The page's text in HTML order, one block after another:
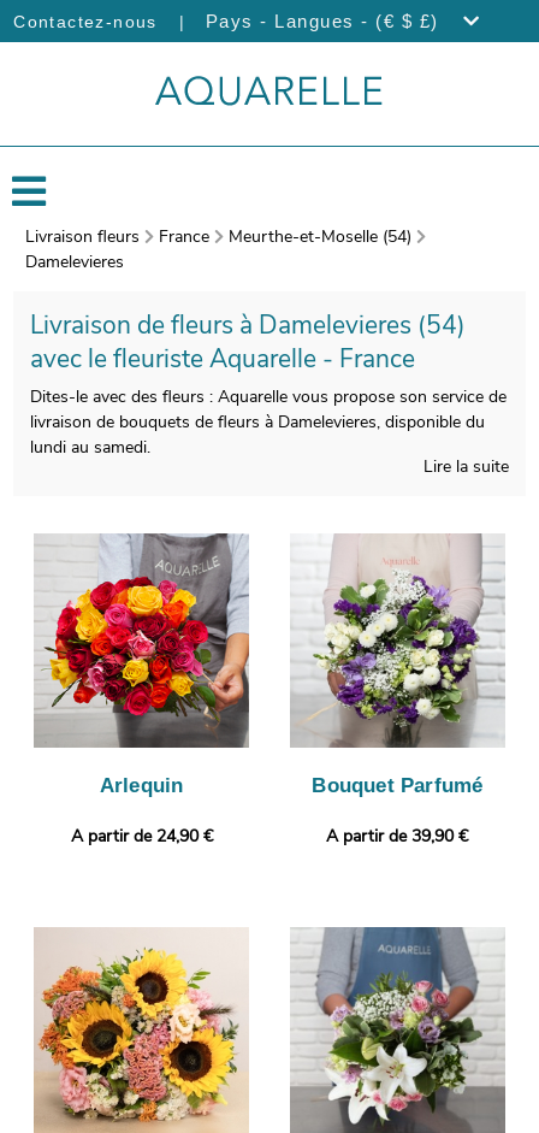
Contactez-nous | Pays - Langues - (€ $ £)
Livraison fleurs France
Meurthe-et-Moselle (54)
Damelevieres
Livraison de fleurs à Damelevieres (54)
avec le fleuriste Aquarelle - France
Dites-le avec des fleurs : Aquarelle vous propose son service de
livraison de bouquets de fleurs à Damelevieres, disponible du
lundi au samedi.
composition, nous prendrons une photo de votre bouquet de
fleurs. L’objectif est de vous faire parvenir la photo afin que
vous puissiez visualiser votre bouquet de fleurs. Enfin, il sera
envoyé en express à Damelevieres. Personnalisez votre cadeau
en joignant gratuitement un message personnalisé, ou une
photo imprimée.
Lire la suite
Arlequin
A partir de 24,90 €
Bouquet Parfumé
A partir de 39,90 €